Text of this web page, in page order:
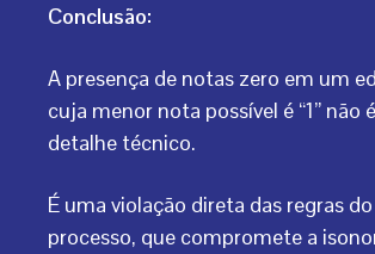
Conclusão:
A presença de notas zero em um
cuja menor nota possível é “1” não
detalhe técnico.
É uma violação direta das regras do
processo, que compromete a